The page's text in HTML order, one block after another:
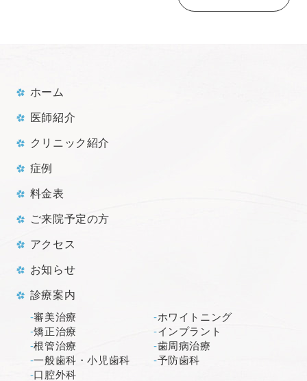
ホーム
医師紹介
クリニック紹介
症例
料金表
ご来院予定の方
アクセス
お知らせ
診療案内
審美治療
ホワイトニング
矯正治療
インプラント
根管治療
歯周病治療
一般歯科・小児歯科
予防歯科
口腔外科